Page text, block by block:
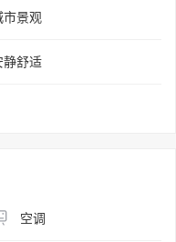
市景观
静舒适
空调